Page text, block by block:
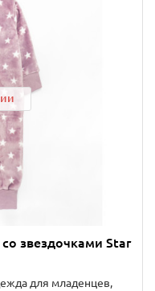
звездочками Star
для младенцев,